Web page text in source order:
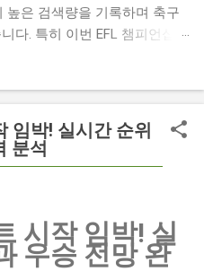
은 검색량을 기록하며 축구
다. 특히 이번 EFL 챔피언십
to miss Southampton v
Downs : 사우스햄튼과
수가 결장할 예정이며, 특히
다운스의 결장은 사우스햄튼
in EFL Championship
업데이트를 제공하는 뉴스로,
. Chris Davies: Birmingham
임박! 실시간 순위
분석
시작 임박! 실
우승 전망 완